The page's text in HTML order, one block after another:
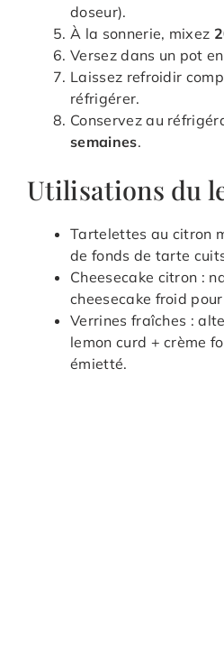
doseur).
À la sonnerie, mixez
Versez dans un pot
Laissez refroidir
réfrigérer.
Conservez au
semaines.
Utilisations du
Tartelettes au citron
de fonds de tarte
Cheesecake citron :
cheesecake froid
Verrines fraîches :
lemon curd + crème
émietté.